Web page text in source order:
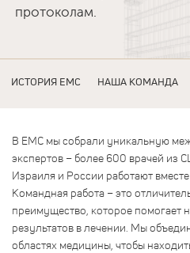
протоколам.
ИСТОРИЯ EMC НАША КОМАНДА
В EMC мы собрали уникальную
экспертов – более 600 врачей из
Израиля и России работают
Командная работа – это
преимущество, которое помогает
результатов в лечении. Мы
областях медицины, чтобы